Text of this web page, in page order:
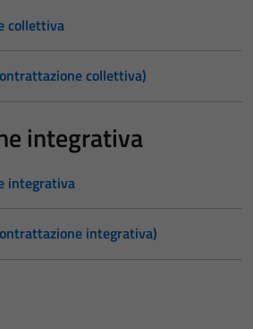
collettiva
collettiva)
integrativa
integrativa
integrativa)